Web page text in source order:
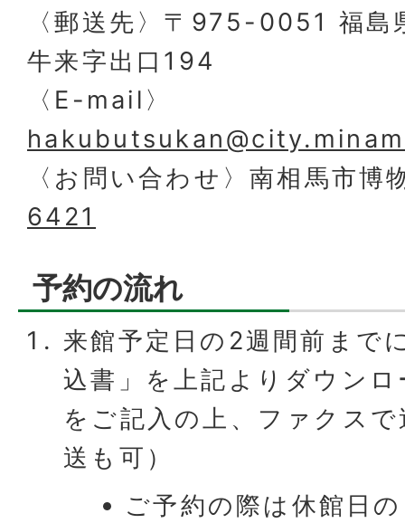
〈郵送先〉〒975-0051 福島
牛来字出口194
〈E-mail〉
〈お問い合わせ〉南相馬市博
6421
予約の流れ
来館予定日の2週間前まで
込書」を上記よりダウン
をご記入の上、ファクス
送も可）
ご予約の際は休館日